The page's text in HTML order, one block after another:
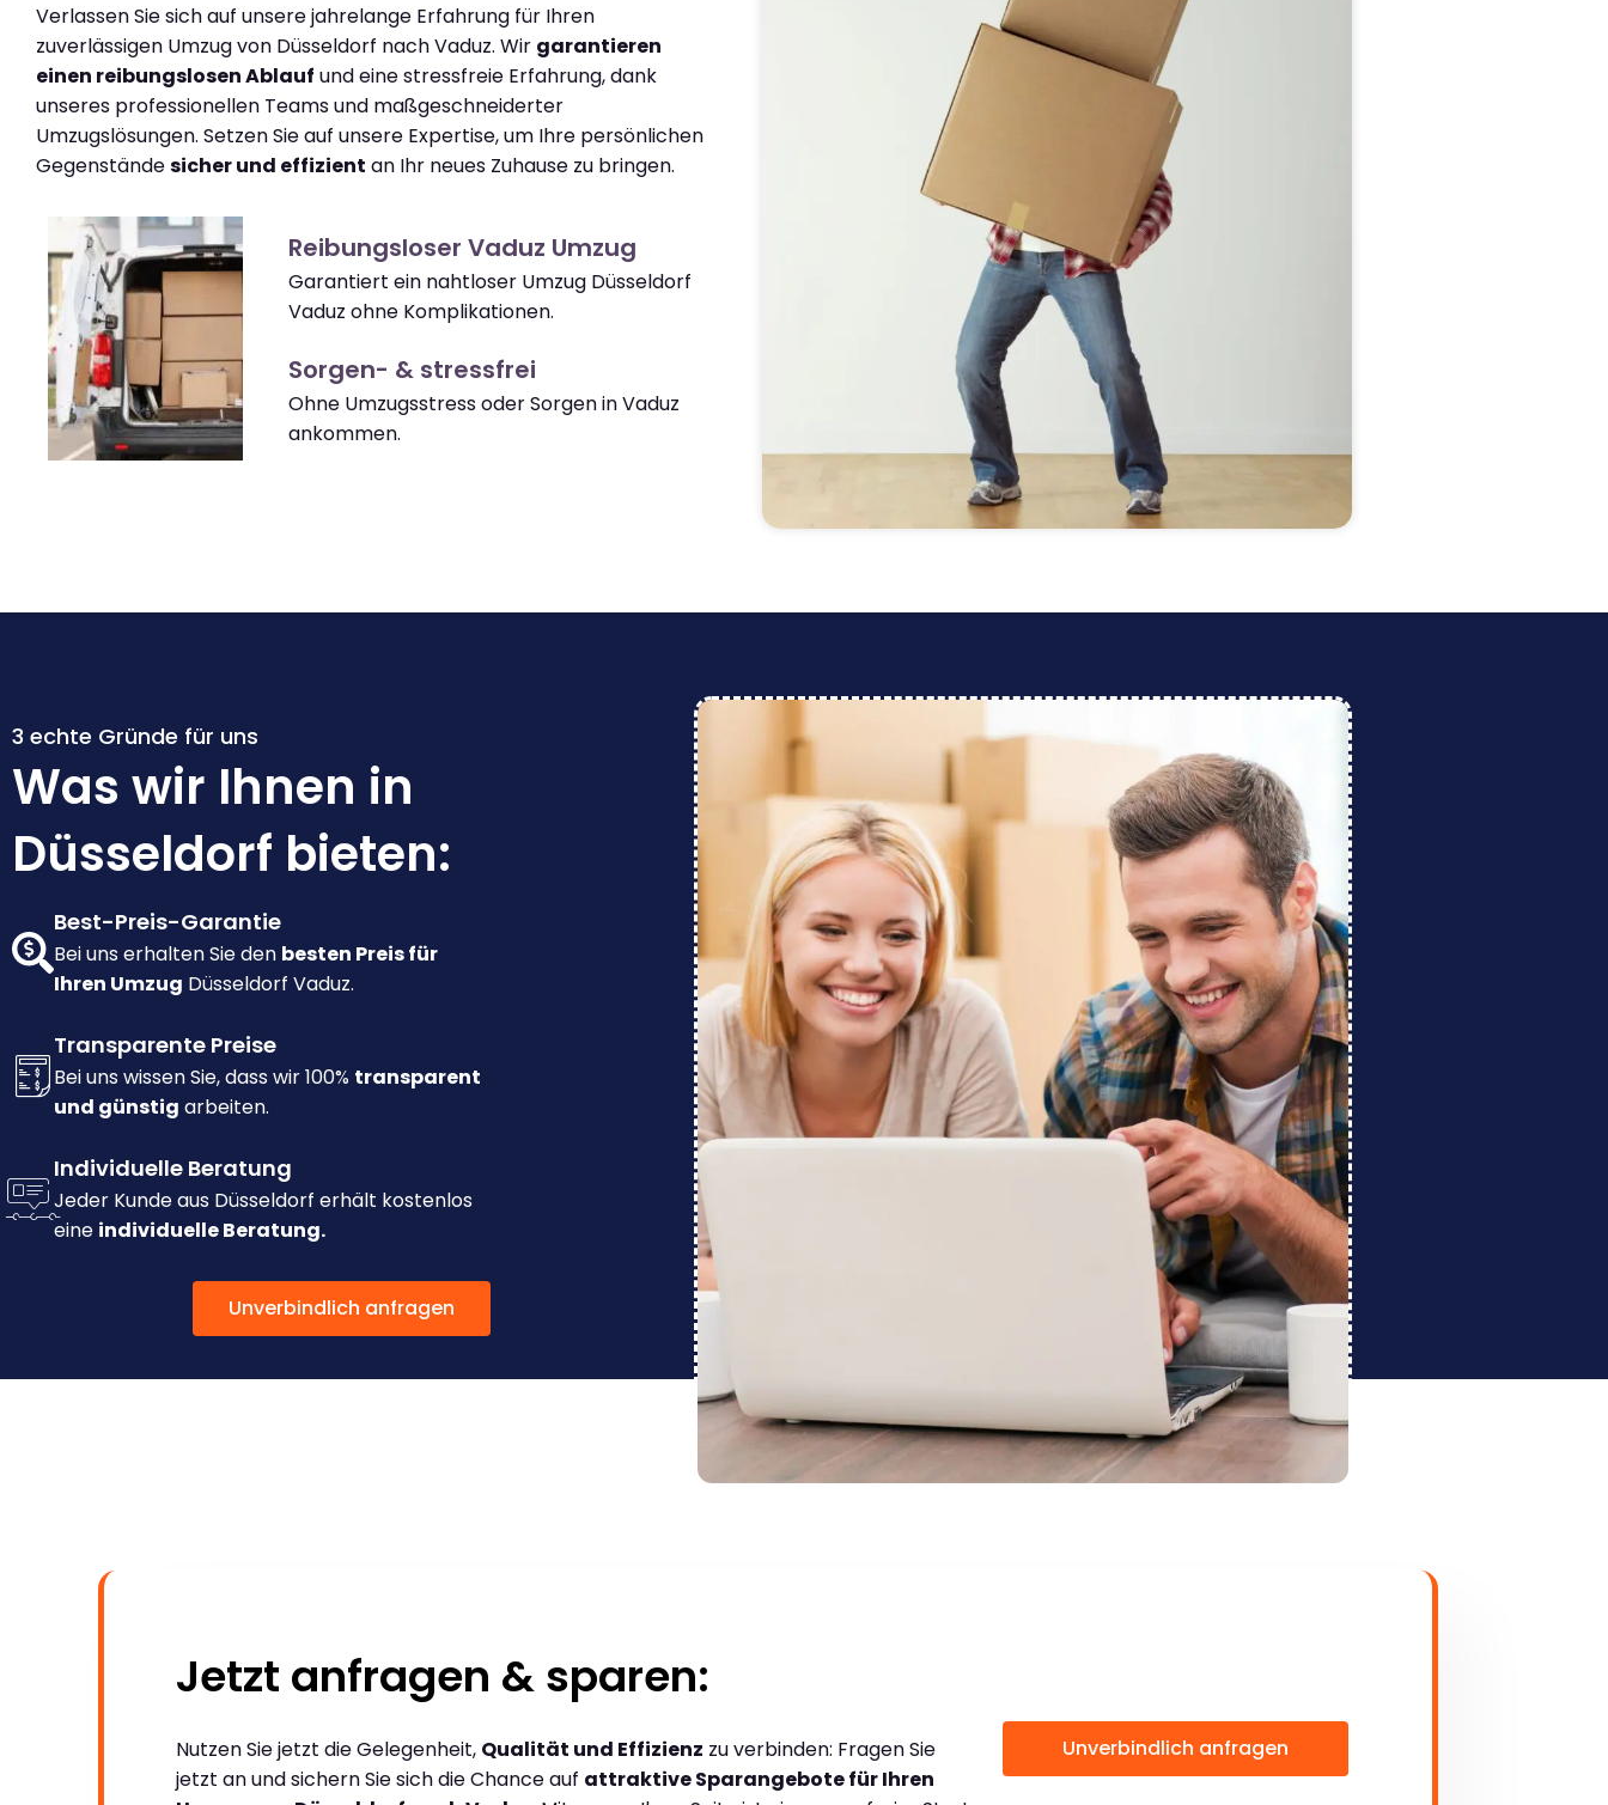
Verlassen Sie sich auf unsere jahrelange Erfahrung für Ihren
zuverlässigen Umzug von Düsseldorf nach Vaduz. Wir garantieren
einen reibungslosen Ablauf und eine stressfreie Erfahrung, dank
unseres professionellen Teams und maßgeschneiderter
Umzugslösungen. Setzen Sie auf unsere Expertise, um Ihre persönlichen
Gegenständesicher und effizient an Ihr neues Zuhause zu bringen.
Reibungsloser Vaduz Umzug
Garantiert ein nahtloser Umzug Düsseldorf
Vaduz ohne Komplikationen.
Sorgen- & stressfrei
Ohne Umzugsstress oder Sorgen in Vaduz
ankommen.
3 echte Gründe für uns
Was wir Ihnen in
Düsseldorf bieten:
Best-Preis-Garantie
Bei uns erhalten Sie den besten Preis für
Ihren Umzug Düsseldorf Vaduz.
Transparente Preise
Bei uns wissen Sie, dass wir 100% transparent
und günstig arbeiten.
Individuelle Beratung
Jeder Kunde aus Düsseldorf erhält kostenlos
eine individuelle Beratung.
Unverbindlich anfragen
Jetzt anfragen & sparen:
Nutzen Sie jetzt die Gelegenheit, Qualität und Effizienz zu verbinden: Fragen Sie
jetzt an und sichern Sie sich die Chance auf attraktive Sparangebote für Ihren
Unverbindlich anfragen